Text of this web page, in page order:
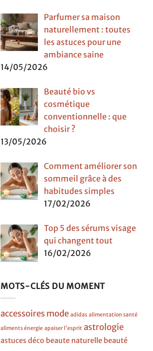
Parfumer sa maison
naturellement : toutes
les astuces pour une
ambiance saine
14/05/2026
Beauté bio vs
cosmétique
conventionnelle : que
choisir ?
13/05/2026
Comment améliorer son
sommeil grâce à des
habitudes simples
17/02/2026
Top 5 des sérums visage
qui changent tout
16/02/2026
MOTS-CLÉS DU MOMENT
accessoires mode adidas alimentation santé
aliments énergie apaiser l'esprit astrologie
astuces déco beaute naturelle beauté